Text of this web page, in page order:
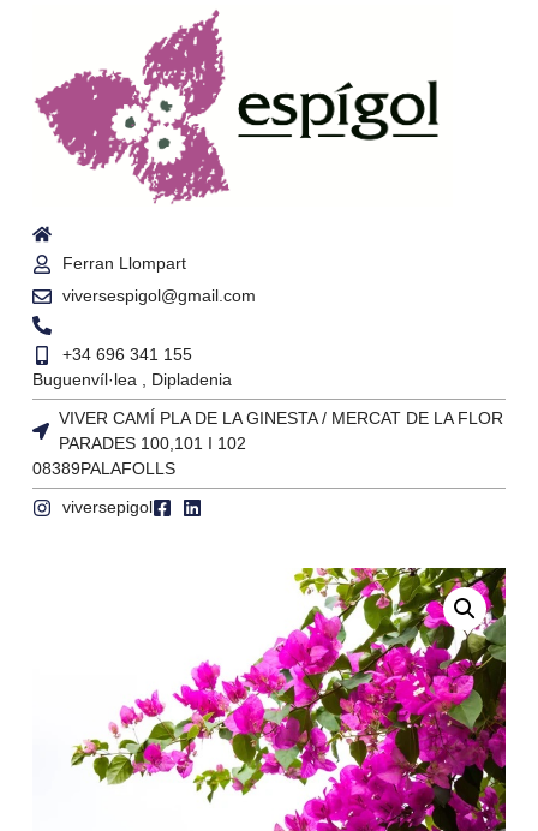
Ferran Llompart
viversespigol@gmail.com
+34 696 341 155
Buguenvíl·lea , Dipladenia
VIVER CAMÍ PLA DE LA GINESTA / MERCAT DE LA FLOR
PARADES 100,101 I 102
08389PALAFOLLS
viversepigol